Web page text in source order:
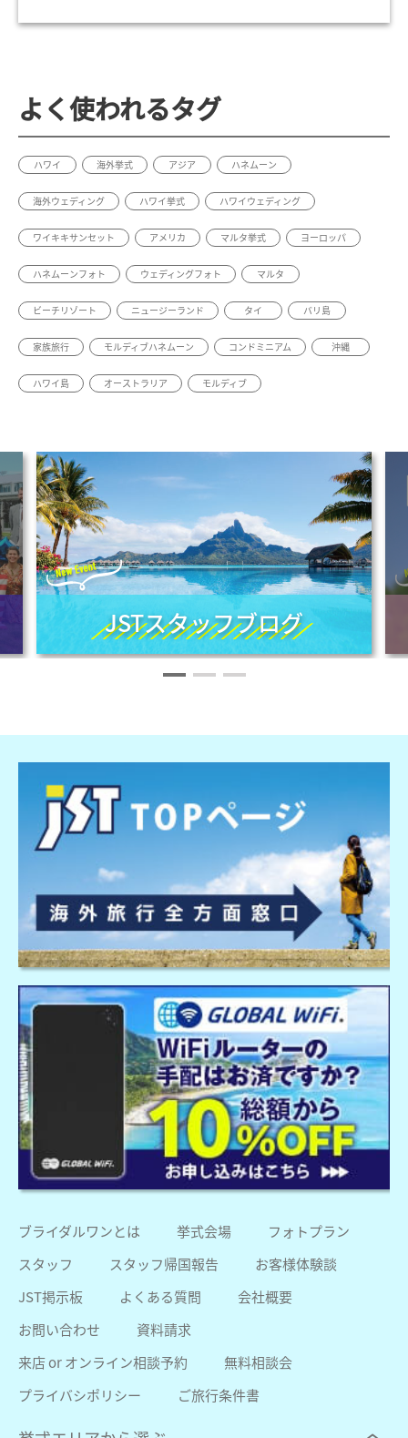
よく使われるタグ
ハワイ 海外挙式 アジア ハネムーン
海外ウェディング ハワイ挙式 ハワイウェディング
ワイキキサンセット アメリカ マルタ挙式 ヨーロッパ
ハネムーンフォト ウェディングフォト マルタ
ビーチリゾート ニュージーランド タイ バリ島
家族旅行 モルディブハネムーン コンドミニアム 沖縄
ハワイ島 オーストラリア モルディブ
JSTスタッフブログ
ブライダルワンとは 挙式会場
フォトプラン
スタッフ
スタッフ帰国報告
お客様体験談
JST掲示板
よくある質問
会社概要
お問い合わせ
資料請求
来店 or オンライン相談予約
無料相談会
プライバシポリシー
ご旅行条件書